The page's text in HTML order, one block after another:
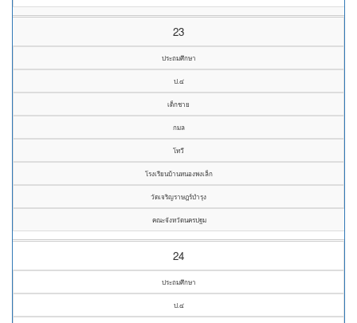
23
ประถมศึกษา
ป.๔
เด็กชาย
กมล
โทวี
โรงเรียนบ้านหนองพงเล็ก
วัดเจริญราษฎร์บำรุง
คณะจังหวัดนครปฐม
24
ประถมศึกษา
ป.๔